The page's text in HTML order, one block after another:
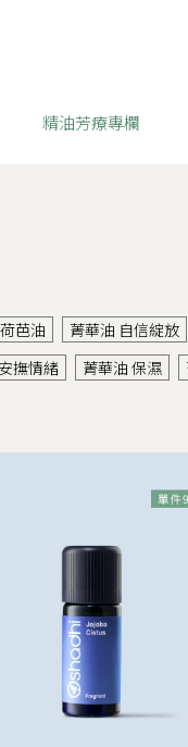
精油芳療專欄
芭油 菁華油 自信綻放
撫情緒
菁華油 保濕